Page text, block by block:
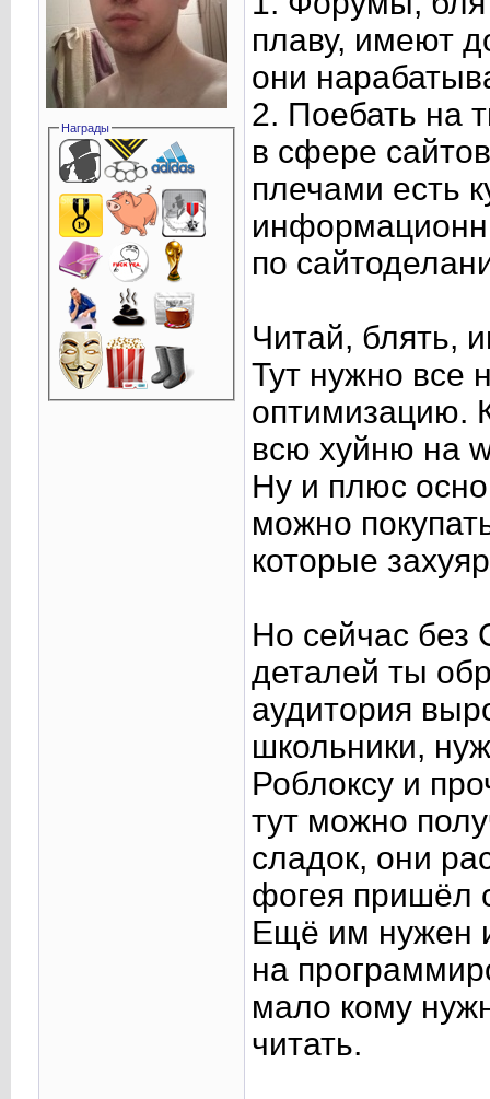
Награды
плаву, имеют
они
2. Поебать на
в сфере
плечами есть
по
Читай, блять,
Тут нужно все
оптимизацию.
всю хуйню на
Ну и плюс
можно
которые
Но сейчас без
деталей ты
аудитория
школьники,
Роблоксу и
тут можно
сладок, они
фогея пришёл
Ещё им нужен
на
мало кому
читать.